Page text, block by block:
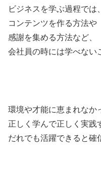
ビジネスを学ぶ過程では、
コンテンツを作る方法や
感謝を集める方法など、
会社員の時には学べない
環境や才能に恵まれなか
正しく学んで正しく実践
だれでも活躍できると確